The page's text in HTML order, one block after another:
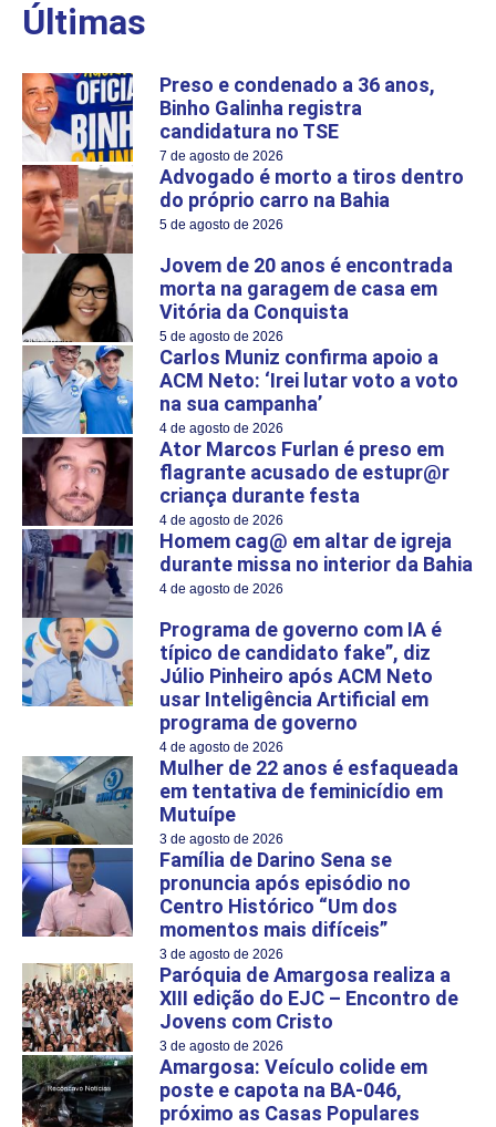
Últimas
Preso e condenado a 36 anos,
Binho Galinha registra
candidatura no TSE
7 de agosto de 2026
Advogado é morto a tiros dentro
do próprio carro na Bahia
5 de agosto de 2026
Jovem de 20 anos é encontrada
morta na garagem de casa em
Vitória da Conquista
5 de agosto de 2026
Carlos Muniz confirma apoio a
ACM Neto: ‘Irei lutar voto a voto
na sua campanha’
4 de agosto de 2026
Ator Marcos Furlan é preso em
flagrante acusado de estupr@r
criança durante festa
4 de agosto de 2026
Homem cag@ em altar de igreja
durante missa no interior da Bahia
4 de agosto de 2026
Programa de governo com IA é
típico de candidato fake”, diz
Júlio Pinheiro após ACM Neto
usar Inteligência Artificial em
programa de governo
4 de agosto de 2026
Mulher de 22 anos é esfaqueada
em tentativa de feminicídio em
Mutuípe
3 de agosto de 2026
Família de Darino Sena se
pronuncia após episódio no
Centro Histórico “Um dos
momentos mais difíceis”
3 de agosto de 2026
Paróquia de Amargosa realiza a
XIII edição do EJC – Encontro de
Jovens com Cristo
3 de agosto de 2026
Amargosa: Veículo colide em
poste e capota na BA-046,
próximo as Casas Populares